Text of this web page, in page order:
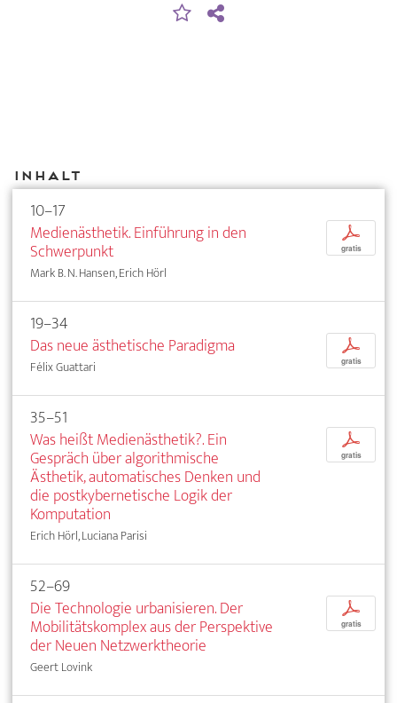
Inhalt
10–17
Medienästhetik. Einführung in den
Schwerpunkt
Mark B. N. Hansen, Erich Hörl
p
gratis
19–34
Das neue ästhetische Paradigma
Félix Guattari
p
gratis
35–51
Was heißt Medienästhetik?. Ein
Gespräch über algorithmische
Ästhetik, automatisches Denken und
die postkybernetische Logik der
Komputation
Erich Hörl, Luciana Parisi
p
gratis
52–69
Die Technologie urbanisieren. Der
Mobilitätskomplex aus der Perspektive
der Neuen Netzwerktheorie
Geert Lovink
p
gratis